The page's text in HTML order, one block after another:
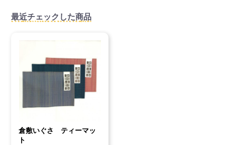
最近チェックした商品
倉敷いぐさ ティーマッ
ト